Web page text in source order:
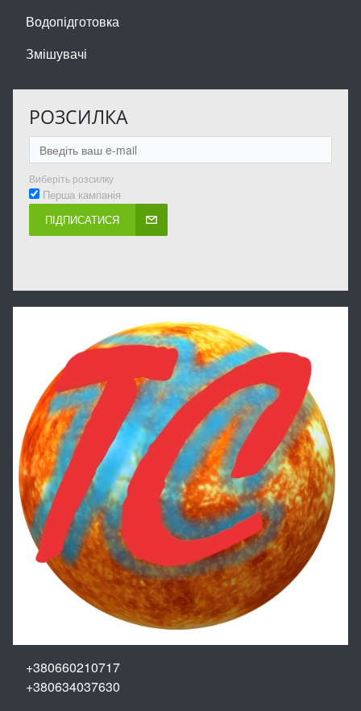
Водопідготовка
Змішувачі
РОЗСИЛКА
Виберіть розсилку
Перша кампанія
ПІДПИСАТИСЯ
+380660210717
+380634037630